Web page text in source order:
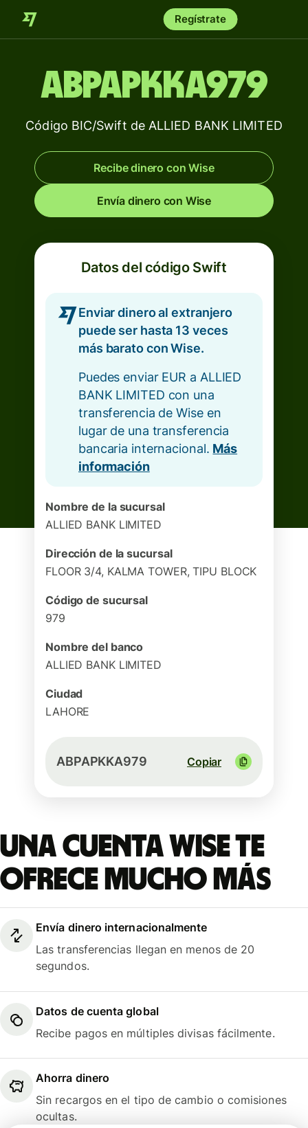
Regístrate
ABPAPKKA979
Código BIC/Swift de ALLIED BANK LIMITED
Recibe dinero con Wise
Envía dinero con Wise
Datos del código Swift
Enviar dinero al extranjero
puede ser hasta 13 veces
más barato con Wise.
Puedes enviar EUR a ALLIED
BANK LIMITED con una
transferencia de Wise en
lugar de una transferencia
bancaria internacional. Más
información
Nombre de la sucursal
ALLIED BANK LIMITED
Dirección de la sucursal
FLOOR 3/4, KALMA TOWER, TIPU BLOCK
Código de sucursal
979
Nombre del banco
ALLIED BANK LIMITED
Ciudad
LAHORE
ABPAPKKA979 Copiar
Una cuenta Wise te
ofrece mucho más
Envía dinero internacionalmente
Las transferencias llegan en menos de 20
segundos.
Datos de cuenta global
Recibe pagos en múltiples divisas fácilmente.
Ahorra dinero
Sin recargos en el tipo de cambio o comisiones
ocultas.